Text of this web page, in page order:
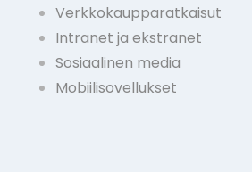
Verkkokaupparatkaisut
Intranet ja ekstranet
Sosiaalinen media
Mobiilisovellukset